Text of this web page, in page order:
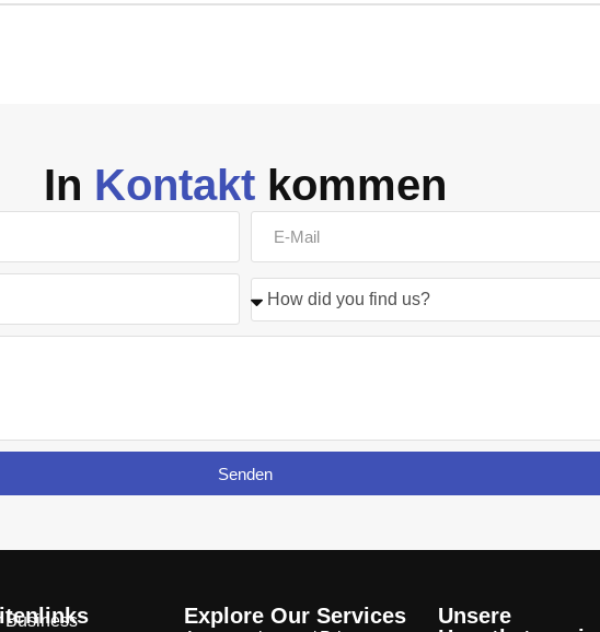
In Kontakt kommen
Senden
Business Explore Our Services
Unsere